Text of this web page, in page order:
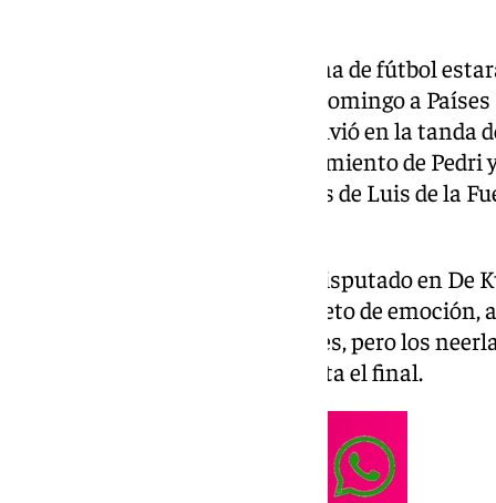
La selección española masculina de fútbol
Naciones tras imponerse este domingo a
Mestalla (Valencia), que se resolvió en la
de la prórroga. El decisivo lanzamiento de
Simón certificaron el pase de los de Luis de la
Tras el 2-2 en el partido de ida disputado en De
volvió a ser un espectáculo repleto de
adelantó hasta en tres ocasiones, pero los
vez para mantener el pulso hasta el final.